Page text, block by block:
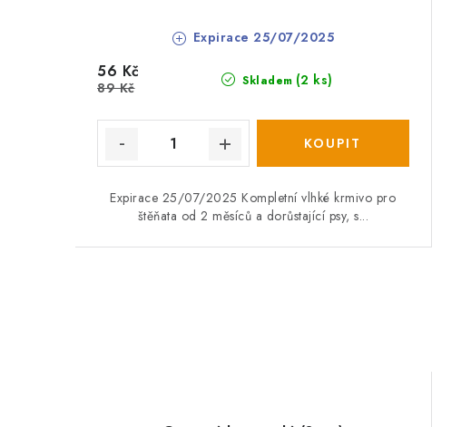
Expirace 25/07/2025
Skladem (2 ks)
56 Kč
89 Kč
Expirace 25/07/2025 Kompletní vlhké krmivo pro
štěňata od 2 měsíců a dorůstající psy, s...